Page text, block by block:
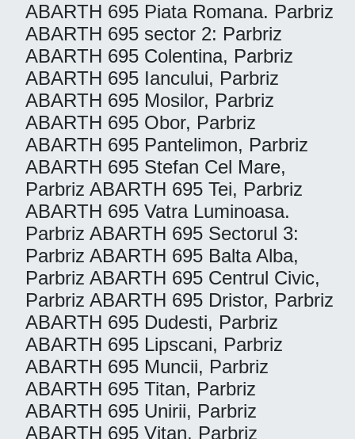
ABARTH 695 Piata Romana. Parbriz
ABARTH 695 sector 2: Parbriz
ABARTH 695 Colentina, Parbriz
ABARTH 695 Iancului, Parbriz
ABARTH 695 Mosilor, Parbriz
ABARTH 695 Obor, Parbriz
ABARTH 695 Pantelimon, Parbriz
ABARTH 695 Stefan Cel Mare,
Parbriz ABARTH 695 Tei, Parbriz
ABARTH 695 Vatra Luminoasa.
Parbriz ABARTH 695 Sectorul 3:
Parbriz ABARTH 695 Balta Alba,
Parbriz ABARTH 695 Centrul Civic,
Parbriz ABARTH 695 Dristor, Parbriz
ABARTH 695 Dudesti, Parbriz
ABARTH 695 Lipscani, Parbriz
ABARTH 695 Muncii, Parbriz
ABARTH 695 Titan, Parbriz
ABARTH 695 Unirii, Parbriz
ABARTH 695 Vitan, Parbriz